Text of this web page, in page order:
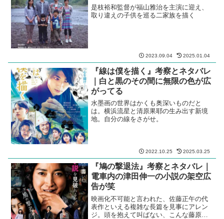
是枝裕和監督が福山雅治を主演に迎え、
取り違えの子供を巡る二家族を描く
2023.09.04 2025.01.04
『線は僕を描く』考察とネタバレ
｜白と黒のその間に無限の色が広
がってる
水墨画の世界はかくも奥深いものだと
は。横浜流星と清原果耶の生み出す新境
地。自分の線をさがせ。
2022.10.25 2025.03.25
『鳩の撃退法』考察とネタバレ｜
電車内の津田伸一の小説の架空広
告が笑
映画化不可能と言われた、佐藤正午の代
表作といえる複雑な長篇を見事にアレン
ジ。頭を抱えて叫ばない、こんな藤原竜